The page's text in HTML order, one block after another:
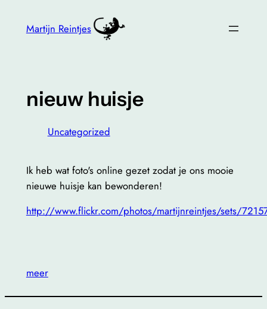
Martijn Reintjes
nieuw huisje
Uncategorized
Ik heb wat foto's online gezet zodat je ons mooie
nieuwe huisje kan bewonderen!
http://www.flickr.com/photos/martijnreintjes/sets/
meer